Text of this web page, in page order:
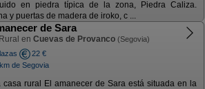
en piedra típica de la zona, Piedra Caliza.
y puertas de madera de iroko, c ...
de Sara
en Cuevas de Provanco (Segovia)
22 €
de Segovia
casa rural El amanecer de Sara está situada en la